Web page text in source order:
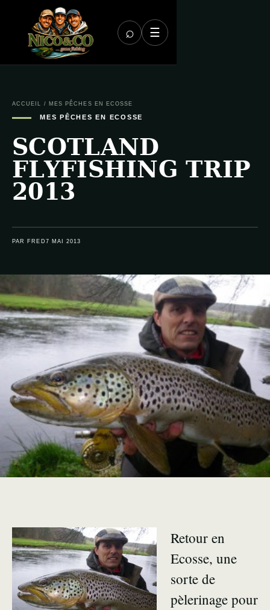
⌕ ☰
ACCUEIL / MES PÊCHES EN ECOSSE
MES PÊCHES EN ECOSSE
SCOTLAND
FLYFISHING TRIP
2013
PAR FRED 7 MAI 2013
Retour en
Ecosse, une
sorte de
pèlerinage pour